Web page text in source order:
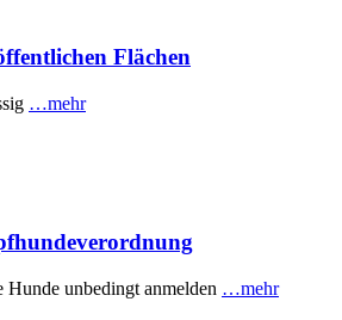
Flächen
…mehr
unbedingt anmelden …mehr